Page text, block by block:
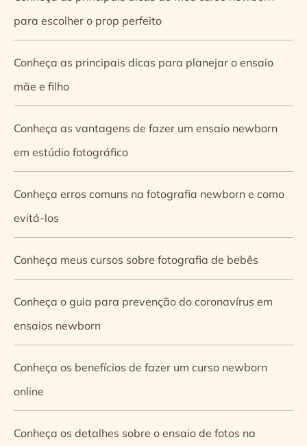
para escolher o prop perfeito
Conheça as principais dicas para planejar o ensaio
mãe e filho
Conheça as vantagens de fazer um ensaio newborn
em estúdio fotográfico
Conheça erros comuns na fotografia newborn e como
evitá-los
Conheça meus cursos sobre fotografia de bebês
Conheça o guia para prevenção do coronavírus em
ensaios newborn
Conheça os benefícios de fazer um curso newborn
online
Conheça os detalhes sobre o ensaio de fotos na